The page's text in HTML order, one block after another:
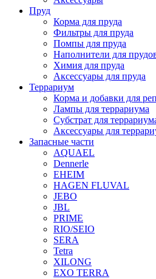
Пруд
Корма для пруда
Фильтры для пруда
Помпы для пруда
Наполнители для
Химия для пруда
Аксессуары для пруда
Террариум
Корма и добавки для
Лампы для террариума
Субстрат для
Аксессуары для
Запасные части
AQUAEL
Dennerle
EHEIM
HAGEN FLUVAL
JEBO
JBL
PRIME
RIO/SEIO
SERA
Tetra
XILONG
EXO TERRA